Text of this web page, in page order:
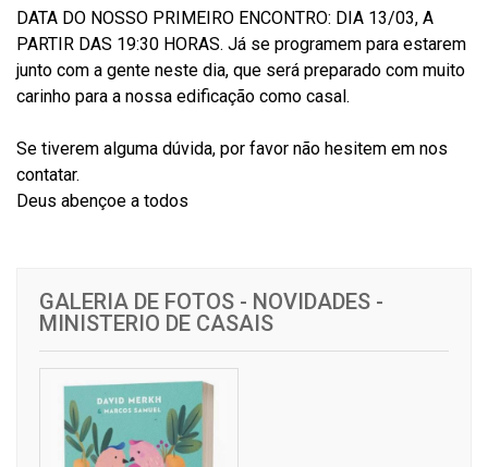
DATA DO NOSSO PRIMEIRO ENCONTRO: DIA 13/03, A
PARTIR DAS 19:30 HORAS. Já se programem para estarem
junto com a gente neste dia, que será preparado com muito
carinho para a nossa edificação como casal.
Se tiverem alguma dúvida, por favor não hesitem em nos
contatar.
Deus abençoe a todos
GALERIA DE FOTOS - NOVIDADES -
MINISTERIO DE CASAIS